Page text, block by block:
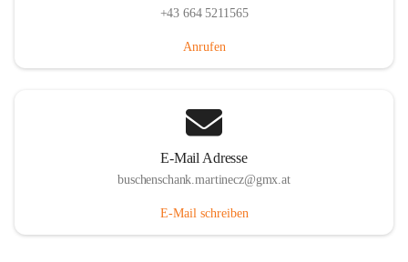
+43 664 5211565
Anrufen
E-Mail Adresse
buschenschank.martinecz@gmx.at
E-Mail schreiben